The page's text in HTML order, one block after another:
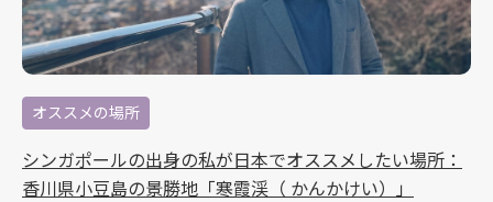
オススメの場所
シンガポールの出身の私が日本でオススメしたい場所：
香川県小豆島の景勝地「寒霞渓（ かんかけい）」